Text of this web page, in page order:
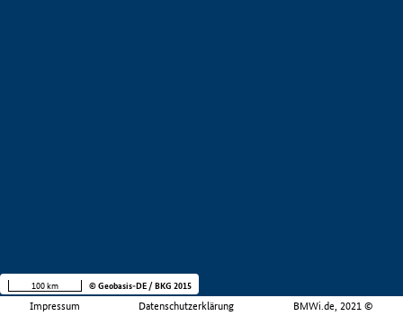
Impressum Datenschutzerklärung BMWi.de, 2021 ©
100 km © Geobasis-DE / BKG 2015